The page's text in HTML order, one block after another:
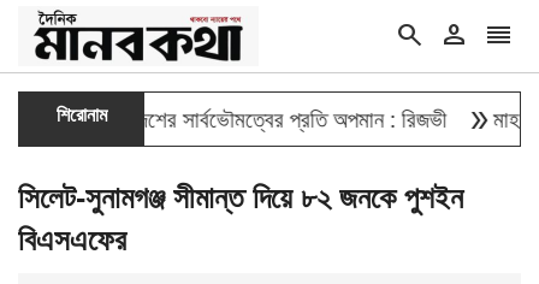
search person reorder
শিরোনাম
বাংলাদেশের সার্বভৌমত্বের প্রতি অপমান : রিজভী double_arrowমাহবুব আলী
সিলেট-সুনামগঞ্জ সীমান্ত দিয়ে ৮২ জনকে পুশইন
বিএসএফের